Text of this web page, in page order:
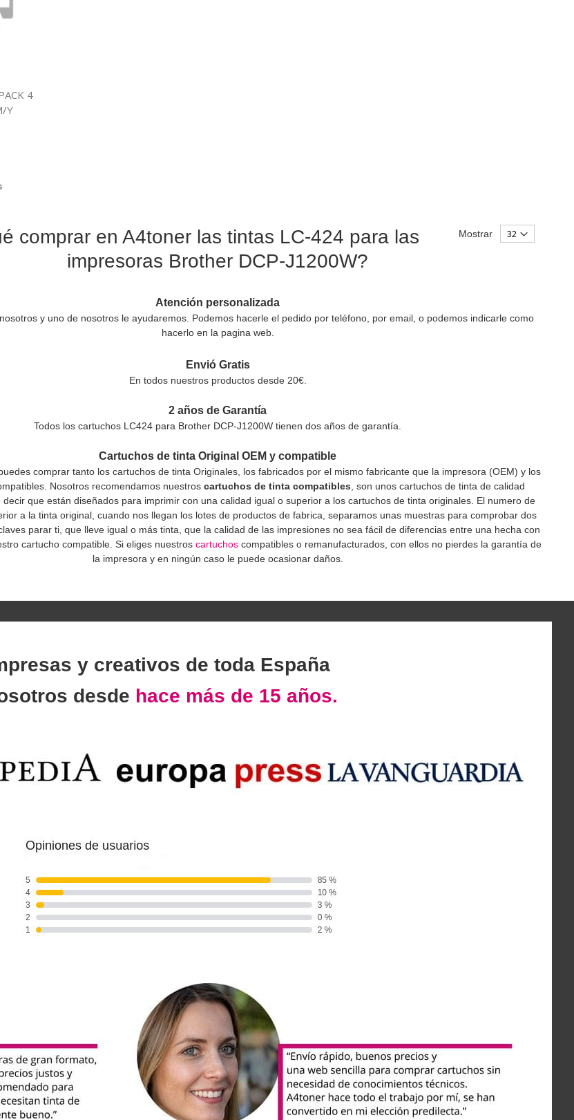
4
Y
Mostrar
comprar en A4toner las tintas LC-424 para las
impresoras Brother DCP-J1200W?
Atención personalizada
y uno de nosotros le ayudaremos. Podemos hacerle el pedido por teléfono, por email, o podemos indicarle como
hacerlo en la pagina web.
Envió Gratis
En todos nuestros productos desde 20€.
2 años de Garantía
Todos los cartuchos LC424 para Brother DCP-J1200W tienen dos años de garantía.
Cartuchos de tinta Original OEM y compatible
comprar tanto los cartuchos de tinta Originales, los fabricados por el mismo fabricante que la impresora (OEM) y los
Nosotros recomendamos nuestros cartuchos de tinta compatibles, son unos cartuchos de tinta de calidad
decir que están diseñados para imprimir con una calidad igual o superior a los cartuchos de tinta originales. El numero de
a la tinta original, cuando nos llegan los lotes de productos de fabrica, separamos unas muestras para comprobar dos
parar ti, que lleve igual o más tinta, que la calidad de las impresiones no sea fácil de diferencias entre una hecha con
cartucho compatible. Si eliges nuestros cartuchoscompatibles o remanufacturados, con ellos no pierdes la garantía de
la impresora y en ningún caso le puede ocasionar daños.
y creativos de toda España
desde hace más de 15 años.